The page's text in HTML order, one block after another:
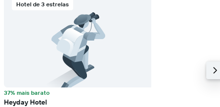
Hotel de 3 estrelas
37% mais barato
Heyday Hotel